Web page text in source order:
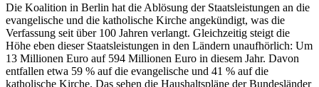
Die Koalition in Berlin hat die Ablösung der Staatsleistungen an die
evangelische und die katholische Kirche angekündigt, was die
Verfassung seit über 100 Jahren verlangt. Gleichzeitig steigt die
Höhe eben dieser Staatsleistungen in den Ländern unaufhörlich: Um
13 Millionen Euro auf 594 Millionen Euro in diesem Jahr. Davon
entfallen etwa 59 % auf die evangelische und 41 % auf die
katholische Kirche. Das sehen die Haushaltspläne der Bundesländer